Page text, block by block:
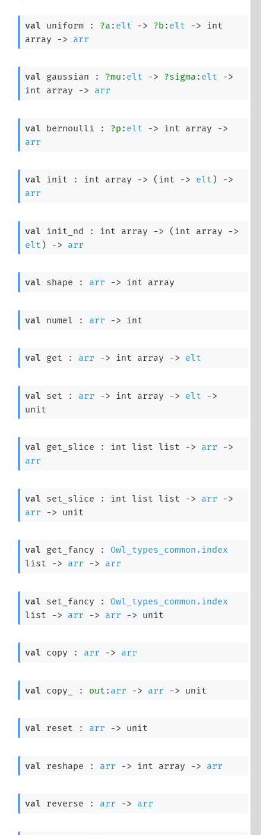
val uniform : ?a : elt -> ?b : elt ->
int
array
-> arr
val gaussian : ?mu : elt -> ?sigma : elt
->
int array
-> arr
val bernoulli : ?p : elt -> int array
->
arr
val init : int array -> ( int -> elt )
->
arr
val init_nd : int array -> ( int array
->
elt ) -> arr
val shape : arr -> int array
val numel : arr -> int
val get : arr -> int array -> elt
val set : arr -> int array -> elt
->
unit
val get_slice : int list list -> arr
->
arr
val set_slice : int list list -> arr
->
arr
-> unit
val get_fancy : Owl_types_common.index
list
-> arr -> arr
val set_fancy : Owl_types_common.index
list
-> arr -> arr -> unit
val copy : arr -> arr
val copy_ : out : arr -> arr -> unit
val reset : arr -> unit
val reshape : arr -> int array -> arr
val reverse : arr -> arr